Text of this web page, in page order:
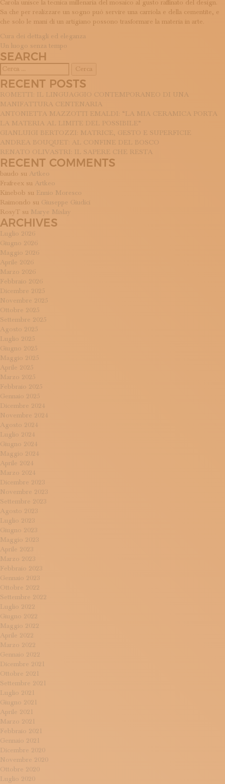
ISCRIVITI ALLA NEWSLETTER
SOSTIENICI
MAGAZINE
TUTTI I CONTENUTI
NEWS
INTERVISTE
ISCRIVITI
LOGIN
Carola unisce la tecnica millenaria del mosaico al gusto raffinato del design.
Sa che per realizzare un sogno può servire una carriola e della cementite, e
che solo le mani di un artigiano possono trasformare la materia in arte.
NAVIGAZIONE
ARTICOLI
Cura dei dettagli ed eleganza
Un luogo senza tempo
SEARCH
per:
RECENT POSTS
ROMETTI: IL LINGUAGGIO CONTEMPORANEO DI UNA
MANIFATTURA CENTENARIA
ANTONIETTA MAZZOTTI EMALDI: “LA MIA CERAMICA PORTA
LA MATERIA AL LIMITE DEL POSSIBILE”
GIANLUIGI BERTOZZI: MATRICE, GESTO E SUPERFICIE
ANDREA BOUQUET: AL CONFINE DEL BOSCO
RENATO OLIVASTRI: IL SAPERE CHE RESTA
RECENT COMMENTS
baudo su Artkeo
Frafreex su Artkeo
Kinebob su Ennio Moresco
Raimondo su Giuseppe Giudici
RosyT su Marye Mislay
ARCHIVES
Luglio 2026
Giugno 2026
Maggio 2026
Aprile 2026
Marzo 2026
Febbraio 2026
Dicembre 2025
Novembre 2025
Ottobre 2025
Settembre 2025
Agosto 2025
Luglio 2025
Giugno 2025
Maggio 2025
Aprile 2025
Marzo 2025
Febbraio 2025
Gennaio 2025
Dicembre 2024
Novembre 2024
Agosto 2024
Luglio 2024
Giugno 2024
Maggio 2024
Aprile 2024
Marzo 2024
Dicembre 2023
Novembre 2023
Settembre 2023
Agosto 2023
Luglio 2023
Giugno 2023
Maggio 2023
Aprile 2023
Marzo 2023
Febbraio 2023
Gennaio 2023
Ottobre 2022
Settembre 2022
Luglio 2022
Giugno 2022
Maggio 2022
Aprile 2022
Marzo 2022
Gennaio 2022
Dicembre 2021
Ottobre 2021
Settembre 2021
Luglio 2021
Giugno 2021
Aprile 2021
Marzo 2021
Febbraio 2021
Gennaio 2021
Dicembre 2020
Novembre 2020
Ottobre 2020
Luglio 2020